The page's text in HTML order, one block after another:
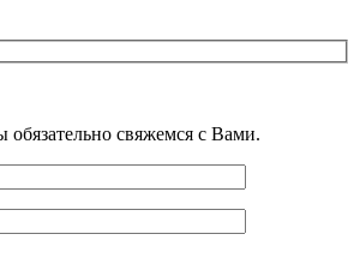
обязательно свяжемся с Вами.